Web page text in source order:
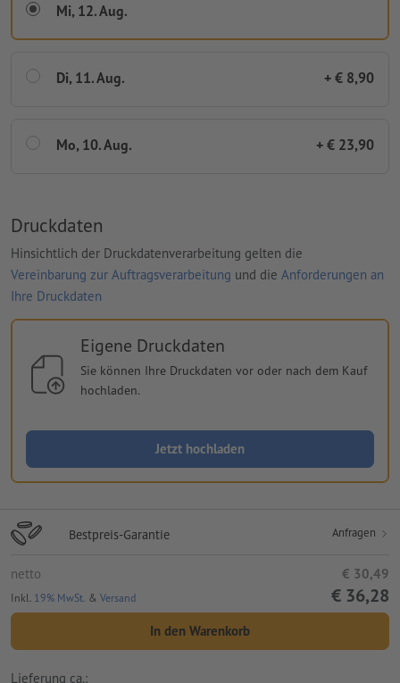
Mi, 12. Aug.
Di, 11. Aug. + € 8,90
Mo, 10. Aug. + € 23,90
Druckdaten
Hinsichtlich der Druckdatenverarbeitung gelten die
Vereinbarung zur Auftragsverarbeitung und die Anforderungen an
Ihre Druckdaten
Eigene Druckdaten
Sie können Ihre Druckdaten vor oder nach dem Kauf
hochladen.
Jetzt hochladen
Bestpreis-Garantie Anfragen
netto € 30,49
Inkl. 19% MwSt. & Versand € 36,28
In den Warenkorb
Lieferung ca.: